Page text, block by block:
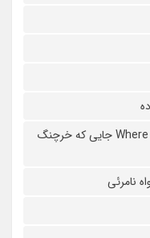
دانلود فیلم Where the Crawdads Sing 2022 جایی که خرچنگ